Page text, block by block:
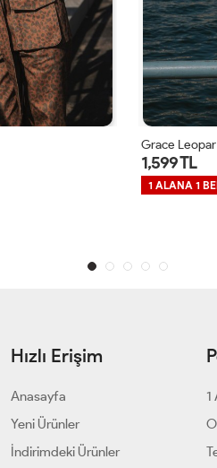
Grace Leopar
1,599 TL
1 ALANA 1
Hızlı Erişim
Anasayfa
Yeni Ürünler
İndirimdeki Ürünler
1